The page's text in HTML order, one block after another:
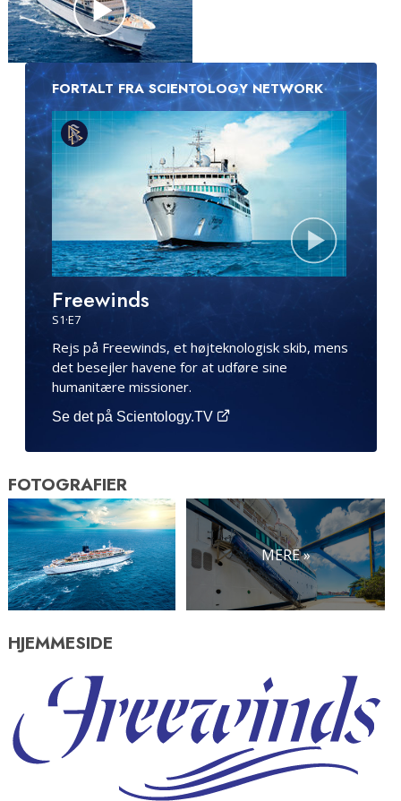
FORTALT FRA SCIENTOLOGY NETWORK
Freewinds
S1·E7
Rejs på Freewinds, et højteknologisk skib, mens
det besejler havene for at udføre sine
humanitære missioner.
Se det på Scientology.TV
FOTOGRAFIER
MERE »
HJEMMESIDE